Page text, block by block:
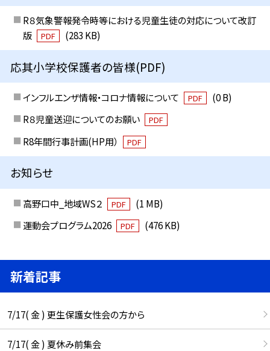
R８気象警報発令時等における児童生徒の対応について改訂
版
PDF (283 KB)
応其小学校保護者の皆様(PDF)
インフルエンザ情報・コロナ情報について PDF
(0 B)
R８児童送迎についてのお願い
PDF
R8年間行事計画(HP用） PDF
お知らせ
高野口中_地域WS２ PDF
(1 MB)
運動会プログラム2026
PDF (476 KB)
新着記事
7/17( 金 ) 更生保護女性会の方から
7/17( 金 ) 夏休み前集会